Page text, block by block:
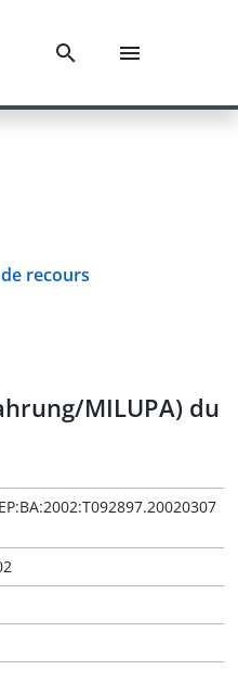
recours
MILUPA) du